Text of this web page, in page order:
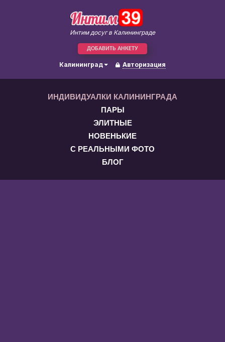
Интим досуг в Калининграде
ДОБАВИТЬ АНКЕТУ
Калининград Авторизация
ИНДИВИДУАЛКИ КАЛИНИНГРАДА
ПАРЫ
ЭЛИТНЫЕ
НОВЕНЬКИЕ
С РЕАЛЬНЫМИ ФОТО
БЛОГ